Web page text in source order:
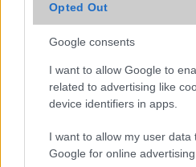
Opted Out
Google consents
I want to allow Google to
related to advertising like
device identifiers in apps.
I want to allow my user data
Google for online
HTC Desire 500:
Jön az új HTC Sense!
Így néz ki az új HTC Sense 5.5
A Nokia csúfot űz a HTC-ből
További hírek